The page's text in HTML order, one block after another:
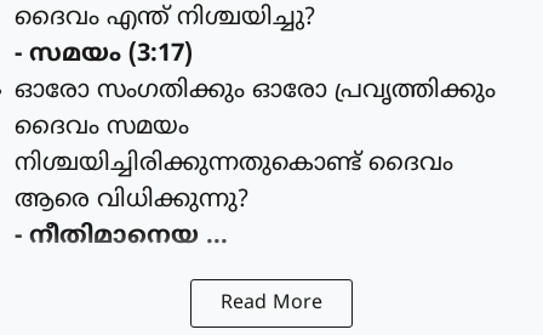
ദൈവം എന്ത് നിശ്ചയിച്ചു?
- സമയം (3:17)
ഓരോ സംഗതിക്കും ഓരോ പ്രവൃത്തിക്കും
ദൈവം സമയം
നിശ്ചയിച്ചിരിക്കുന്നതുകൊണ്ട് ദൈവം
ആരെ വിധിക്കുന്നു?
- നീതിമാനെയ ...
Read More